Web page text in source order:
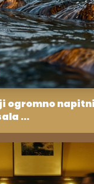
ogromno
...